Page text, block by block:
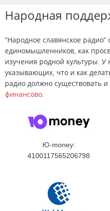
Народная
"Народное славянское радио"
единомышленников, как
изучения родной культуры. У
указывающих, что и как
радио должно существовать
финансово
Ю-money:
4100117565206798